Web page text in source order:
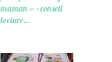
maman » : conseil
lecture…